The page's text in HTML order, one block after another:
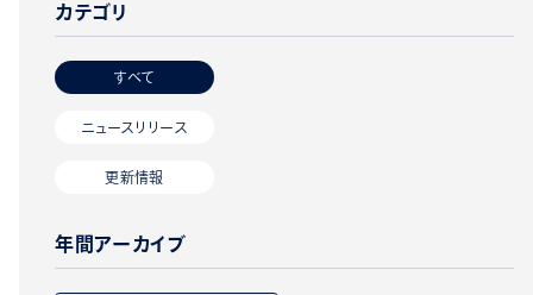
カテゴリ
すべて
ニュースリリース
更新情報
年間アーカイブ